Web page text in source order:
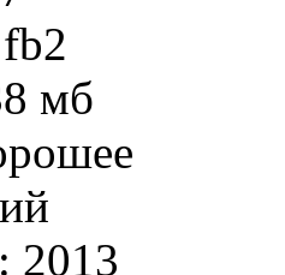
мб
2013